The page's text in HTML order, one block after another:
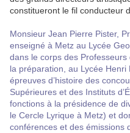
constitueront le fil conducteur
Monsieur Jean Pierre Pister,
enseigné à Metz au Lycée
dans le corps des
la préparation, au Lycée Henri
épreuves d’histoire des
Supérieures et des Instituts
fonctions à la présidence de
le Cercle Lyrique à Metz) et
conférences et des émissions